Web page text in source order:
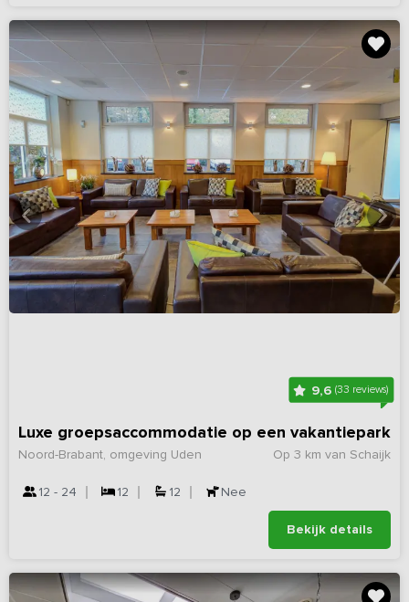
9,6 (33 reviews)
Luxe groepsaccommodatie op een vakantiepark
Op 3 km van Schaijk
Noord-Brabant, omgeving Uden
12 - 24 12 12 Nee
Bekijk details